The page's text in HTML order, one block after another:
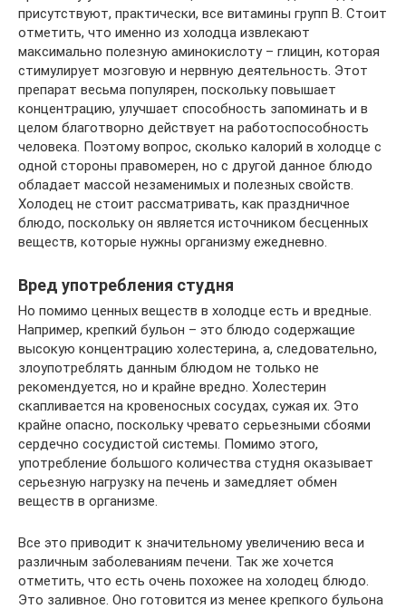
присутствуют, практически, все витамины групп В. Стоит
отметить, что именно из холодца извлекают
максимально полезную аминокислоту – глицин, которая
стимулирует мозговую и нервную деятельность. Этот
препарат весьма популярен, поскольку повышает
концентрацию, улучшает способность запоминать и в
целом благотворно действует на работоспособность
человека. Поэтому вопрос, сколько калорий в холодце с
одной стороны правомерен, но с другой данное блюдо
обладает массой незаменимых и полезных свойств.
Холодец не стоит рассматривать, как праздничное
блюдо, поскольку он является источником бесценных
веществ, которые нужны организму ежедневно.
Вред употребления студня
Но помимо ценных веществ в холодце есть и вредные.
Например, крепкий бульон – это блюдо содержащие
высокую концентрацию холестерина, а, следовательно,
злоупотреблять данным блюдом не только не
рекомендуется, но и крайне вредно. Холестерин
скапливается на кровеносных сосудах, сужая их. Это
крайне опасно, поскольку чревато серьезными сбоями
сердечно сосудистой системы. Помимо этого,
употребление большого количества студня оказывает
серьезную нагрузку на печень и замедляет обмен
веществ в организме.
Все это приводит к значительному увеличению веса и
различным заболеваниям печени. Так же хочется
отметить, что есть очень похожее на холодец блюдо.
Это заливное. Оно готовится из менее крепкого бульона